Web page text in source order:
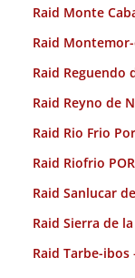
Raid Monte
Raid Montemor-
Raid Reguendo
Raid Reyno de
Raid Rio Frio
Raid Riofrio
Raid Sanlucar
Raid Sierra de
Raid Tarbe-ibos